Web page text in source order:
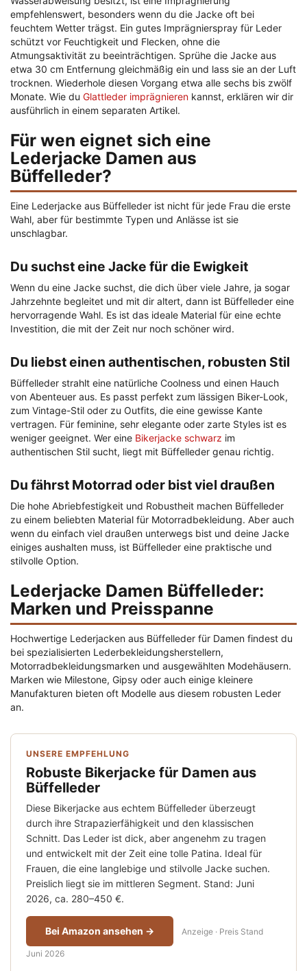
empfehlenswert, besonders wenn du die Jacke oft bei
feuchtem Wetter trägst. Ein gutes Imprägnierspray für Leder
schützt vor Feuchtigkeit und Flecken, ohne die
Atmungsaktivität zu beeinträchtigen. Sprühe die Jacke aus
etwa 30 cm Entfernung gleichmäßig ein und lass sie an der Luft
trocknen. Wiederhole diesen Vorgang etwa alle sechs bis zwölf
Monate. Wie du Glattleder imprägnieren kannst, erklären wir dir
ausführlich in einem separaten Artikel.
Für wen eignet sich eine
Lederjacke Damen aus
Büffelleder?
Eine Lederjacke aus Büffelleder ist nicht für jede Frau die erste
Wahl, aber für bestimmte Typen und Anlässe ist sie
unschlagbar.
Du suchst eine Jacke für die Ewigkeit
Wenn du eine Jacke suchst, die dich über viele Jahre, ja sogar
Jahrzehnte begleitet und mit dir altert, dann ist Büffelleder eine
hervorragende Wahl. Es ist das ideale Material für eine echte
Investition, die mit der Zeit nur noch schöner wird.
Du liebst einen authentischen, robusten Stil
Büffelleder strahlt eine natürliche Coolness und einen Hauch
von Abenteuer aus. Es passt perfekt zum lässigen Biker-Look,
zum Vintage-Stil oder zu Outfits, die eine gewisse Kante
vertragen. Für feminine, sehr elegante oder zarte Styles ist es
weniger geeignet. Wer eine Bikerjacke schwarz im
authentischen Stil sucht, liegt mit Büffelleder genau richtig.
Du fährst Motorrad oder bist viel draußen
Die hohe Abriebfestigkeit und Robustheit machen Büffelleder
zu einem beliebten Material für Motorradbekleidung. Aber auch
wenn du einfach viel draußen unterwegs bist und deine Jacke
einiges aushalten muss, ist Büffelleder eine praktische und
stilvolle Option.
Lederjacke Damen Büffelleder:
Marken und Preisspanne
Hochwertige Lederjacken aus Büffelleder für Damen findest du
bei spezialisierten Lederbekleidungsherstellern,
Motorradbekleidungsmarken und ausgewählten Modehäusern.
Marken wie Milestone, Gipsy oder auch einige kleinere
Manufakturen bieten oft Modelle aus diesem robusten Leder
an.
UNSERE EMPFEHLUNG
Robuste Bikerjacke für Damen aus
Büffelleder
Diese Bikerjacke aus echtem Büffelleder überzeugt
durch ihre Strapazierfähigkeit und den klassischen
Schnitt. Das Leder ist dick, aber angenehm zu tragen
und entwickelt mit der Zeit eine tolle Patina. Ideal für
Frauen, die eine langlebige und stilvolle Jacke suchen.
Preislich liegt sie im mittleren Segment. Stand: Juni
2026, ca. 280–450 €.
Bei Amazon ansehen → Anzeige · Preis Stand
Juni 2026